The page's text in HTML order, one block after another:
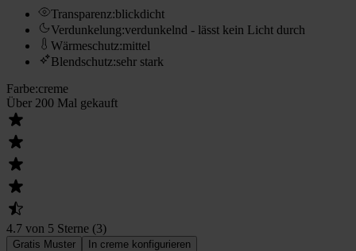
Transparenz:blickdicht
Verdunkelung:verdunkelnd - lässt kein Licht durch
Wärmeschutz:mittel
Blendschutz:sehr stark
Farbe:creme
Über 200 Mal gekauft
4.7 von 5 Sterne (3)
Gratis Muster In creme konfigurieren